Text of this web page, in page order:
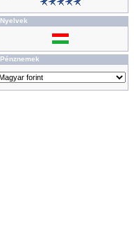
Nyelvek
Pénznemek